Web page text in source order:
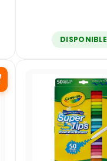
DISPONIBLE